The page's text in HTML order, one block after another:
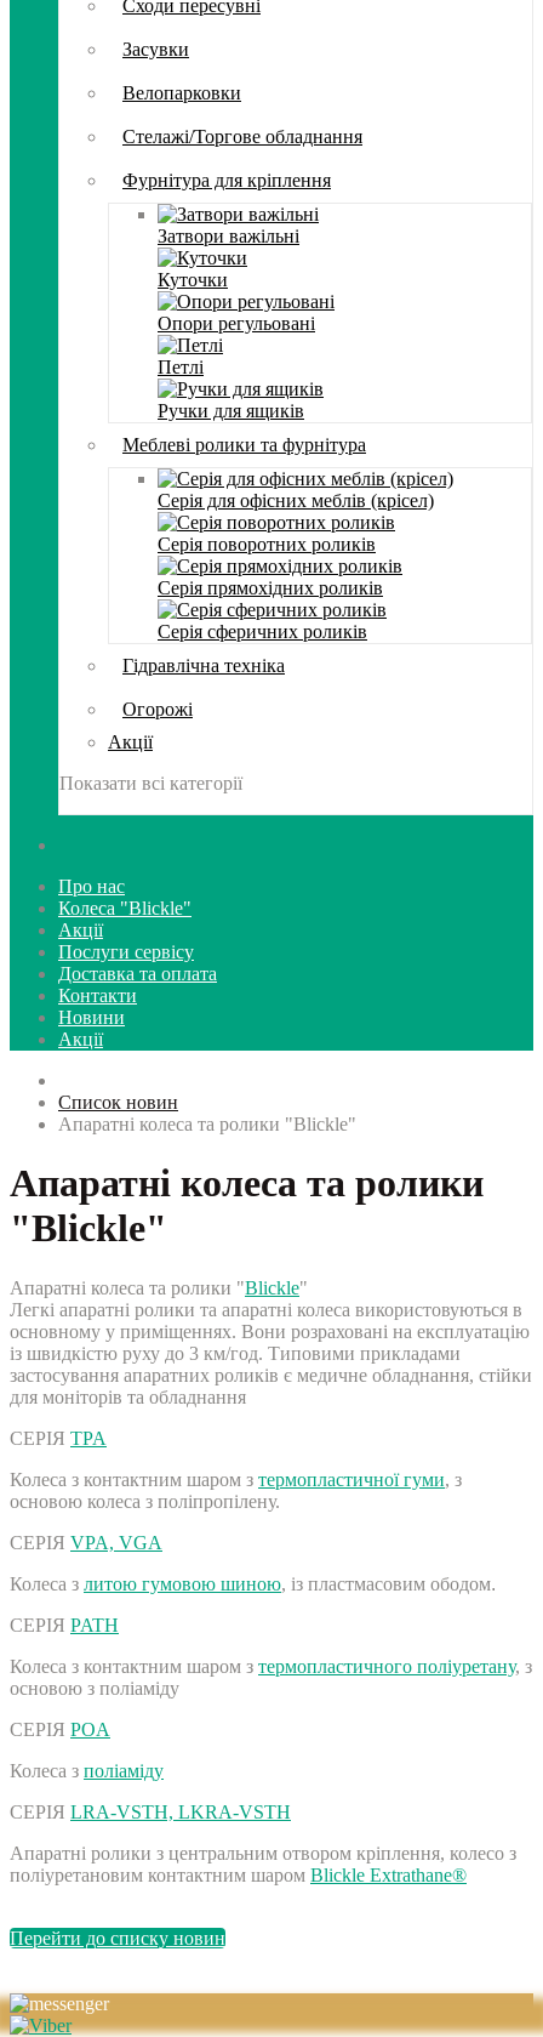
Сходи пересувні
Засувки
Велопарковки
Стелажі/Торгове обладнання
Фурнітура для кріплення
Затвори важільні
Куточки
Опори регульовані
Петлі
Ручки для ящиків
Меблеві ролики та фурнітура
Серія для офісних меблів (крісел)
Серія поворотних роликів
Серія прямохідних роликів
Серія сферичних роликів
Гідравлічна техніка
Огорожі
Акції
Показати всі категорії
Про нас
Колеса "Blickle"
Акції
Послуги сервісу
Доставка та оплата
Контакти
Новини
Акції
Список новин
Апаратні колеса та ролики "Blickle"
Апаратні колеса та ролики
"Blickle"
Апаратні колеса та ролики "Blickle"
Легкі апаратні ролики та апаратні колеса використовуються в
основному у приміщеннях. Вони розраховані на експлуатацію
із швидкістю руху до 3 км/год. Типовими прикладами
застосування апаратних роликів є медичне обладнання, стійки
для моніторів та обладнання
СЕРІЯ TPA
Колеса з контактним шаром з термопластичної гуми, з
основою колеса з поліпропілену.
СЕРІЯ VPA, VGA
Колеса з литою гумовою шиною, із пластмасовим ободом.
СЕРІЯ PATH
Колеса з контактним шаром з термопластичного поліуретану, з
основою з поліаміду
СЕРІЯ POA
Колеса з поліаміду
СЕРІЯ LRA-VSTH, LKRA-VSTH
Апаратні ролики з центральним отвором кріплення, колесо з
поліуретановим контактним шаром Blickle Extrathane®
Перейти до списку новин